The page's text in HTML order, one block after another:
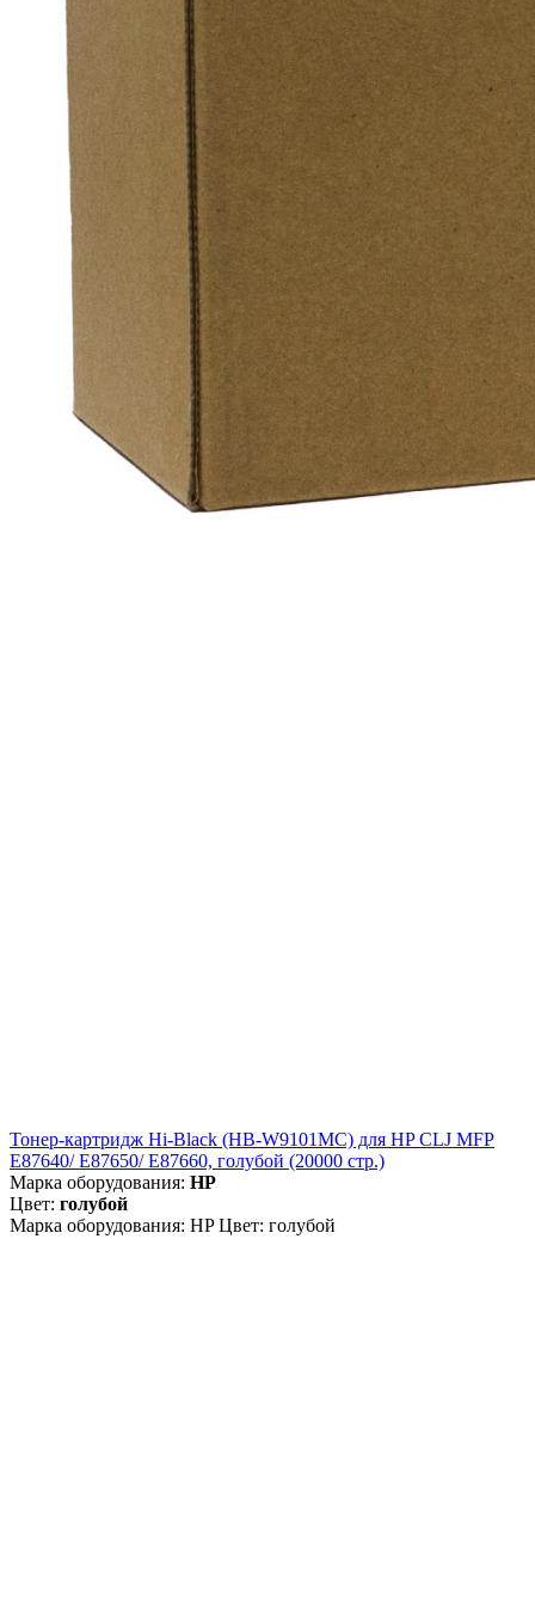
Тонер-картридж Hi-Black (HB-W9101MC) для HP CLJ MFP
E87640/ E87650/ E87660, голубой (20000 стр.)
Марка оборудования: HP
Цвет: голубой
Марка оборудования: HP Цвет: голубой